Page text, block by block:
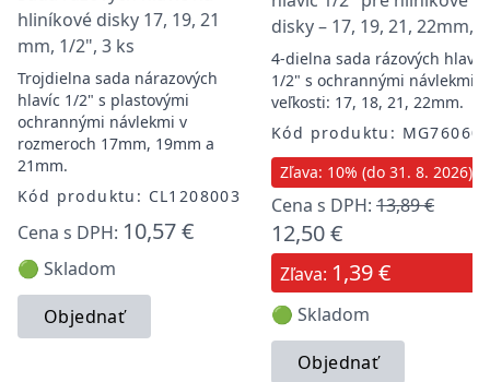
hliníkové disky 17, 19, 21
mm, 1/2", 3 ks
Trojdielna sada nárazových
hlavíc 1/2" s plastovými
ochrannými návlekmi v
rozmeroch 17mm, 19mm a
21mm.
Kód produktu: CL1208003
Cena s DPH: 10,57 €
🟢 Skladom
Objednať
disky – 17, 19, 21, 22mm,
4-dielna sada rázových hlavíc
1/2" s ochrannými návlekmi,
veľkosti: 17, 18, 21, 22mm.
Kód produktu:
Zľava: 10% (do 31. 8. 2026)
Cena s DPH: 13,89 €
12,50 €
Zľava: 1,39 €
🟢 Skladom
Objednať